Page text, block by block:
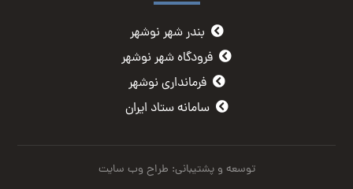
بندر شهر نوشهر
فرودگاه شهر نوشهر
فرمانداری نوشهر
سامانه ستاد ایران
توسعه و پشتیبانی: طراح وب سایت